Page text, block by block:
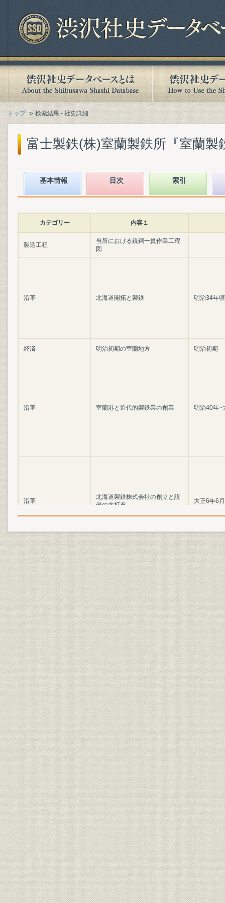
トップ 検索結果 - 社史詳細
富士製鉄(株)室蘭製鉄所『室蘭製
基本情報 目次 索引
カテゴリー 内容１
製造工程
当所における銑鋼一貫作業工程
図
沿革 北海道開拓と製鉄 明治34年
経済 明治初期の室蘭地方 明治初期
沿革 室蘭港と近代的製鉄業の創業 明治40年~
沿革
北海道製鉄株式会社の創立と設
備の大拡充
大正6年6
沿革;広報 苦難の道を越えて 大正8年~
施設 アムスラー万能試験機
沿革;施設 待望の銑鋼一貫体制の確立へ 昭和8年~
沿革;施設
銑鋼一貫体制の確立へ・・・製
鋼工場の建設
沿革;施設
銑鋼一貫体制の確立へ・・・圧
延工場の建設
昭和12年~
役員
日本製鉄第2代社長 中松真郷、
日本製鉄第2代会長・第3代社長
平生釟三郎、所長 北村保太郎
役員
日本製鉄第4代社長 豊田貞次
郎、所長 進来要、所長 伊能泰治
施設 ナフタリン連続蒸溜装置
災害;施設 艦砲射撃による被害 昭和20年7